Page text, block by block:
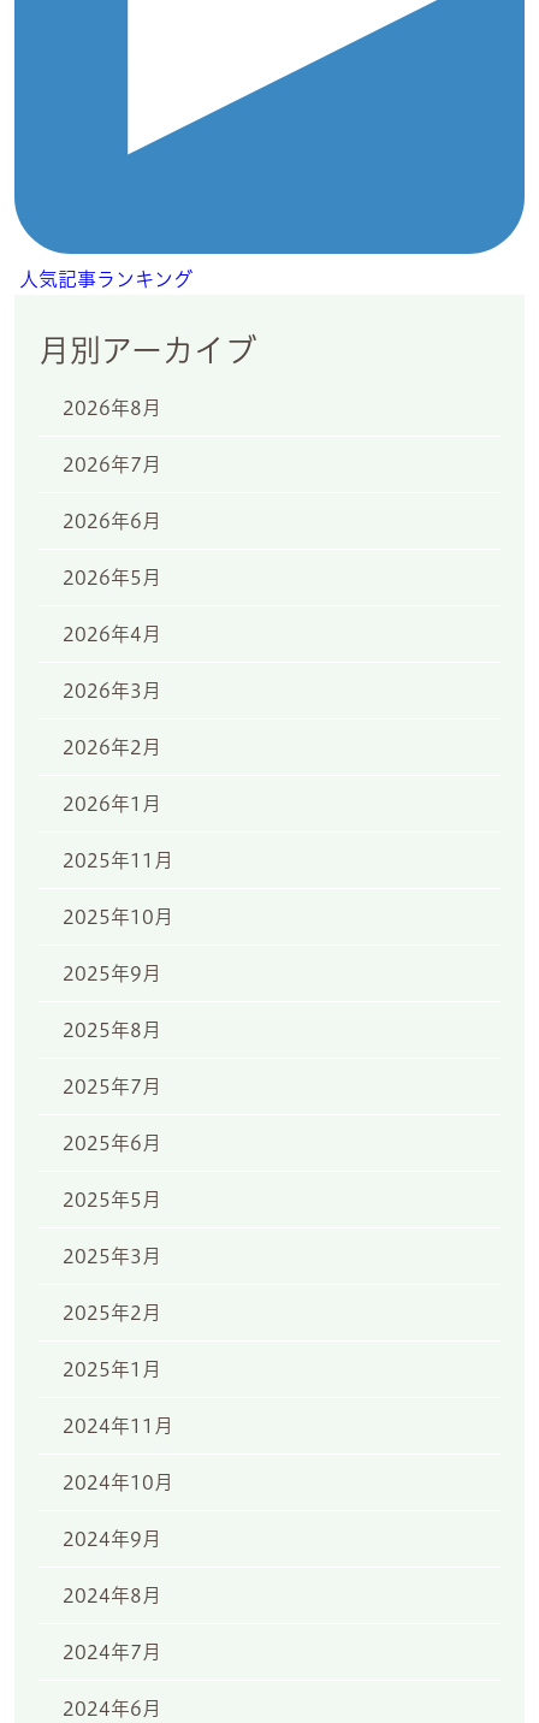
人気記事ランキング
月別アーカイブ
2026年8月
2026年7月
2026年6月
2026年5月
2026年4月
2026年3月
2026年2月
2026年1月
2025年11月
2025年10月
2025年9月
2025年8月
2025年7月
2025年6月
2025年5月
2025年3月
2025年2月
2025年1月
2024年11月
2024年10月
2024年9月
2024年8月
2024年7月
2024年6月